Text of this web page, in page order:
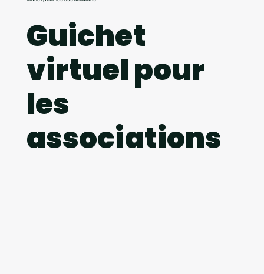
Guichet
virtuel pour
les
associations